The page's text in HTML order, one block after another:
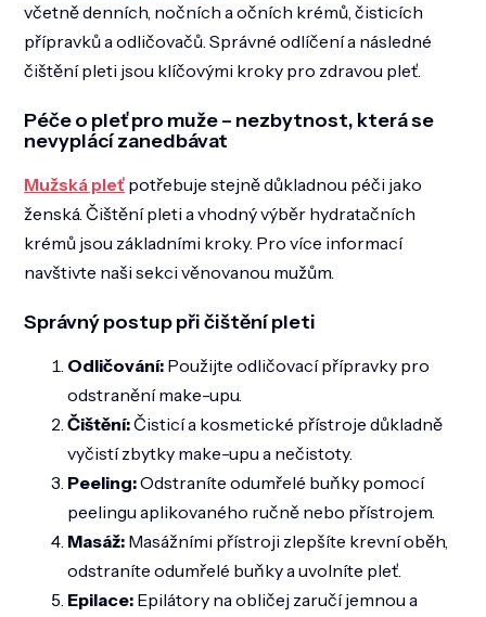
včetně denních, nočních a očních krémů, čisticích
přípravků a odličovačů. Správné odlíčení a následné
čištění pleti jsou klíčovými kroky pro zdravou pleť.
Péče o pleť pro muže – nezbytnost, která se
nevyplácí zanedbávat
Mužská pleť potřebuje stejně důkladnou péči jako
ženská. Čištění pleti a vhodný výběr hydratačních
krémů jsou základními kroky. Pro více informací
navštivte naši sekci věnovanou mužům.
Správný postup při čištění pleti
Odličování: Použijte odličovací přípravky pro
odstranění make-upu.
Čištění:Čisticí a kosmetické přístroje důkladně
vyčistí zbytky make-upu a nečistoty.
Peeling:Odstraníte odumřelé buňky pomocí
peelingu aplikovaného ručně nebo přístrojem.
Masáž: Masážními přístroji zlepšíte krevní oběh,
odstraníte odumřelé buňky a uvolníte pleť.
Epilace: Epilátory na obličej zaručí jemnou a